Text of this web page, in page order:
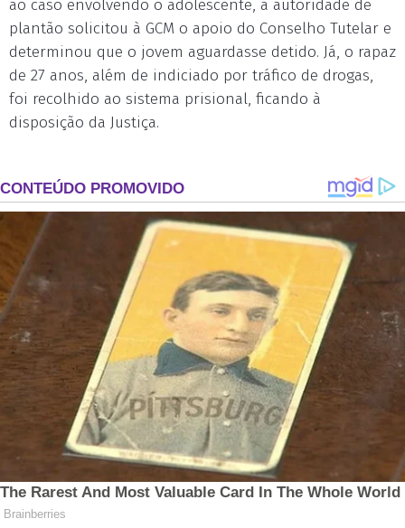
ao caso envolvendo o adolescente, a autoridade de
plantão solicitou à GCM o apoio do Conselho Tutelar e
determinou que o jovem aguardasse detido. Já, o rapaz
de 27 anos, além de indiciado por tráfico de drogas,
foi recolhido ao sistema prisional, ficando à
disposição da Justiça.